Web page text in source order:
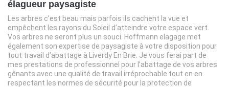
élagueur paysagiste
Les arbres c’est beau mais parfois ils cachent la vue et
empêchent les rayons du Soleil d’atteindre votre espace vert.
Vos arbres ne seront plus un souci. Hoffmann elagage met
également son expertise de paysagiste à votre disposition pour
tout travail d’abattage à Liverdy En Brie. Je vous ferai part de
mes prestations de professionnel pour l’abattage de vos arbres
gênants avec une qualité de travail irréprochable tout en en
respectant les normes de sécurité pour la protection de